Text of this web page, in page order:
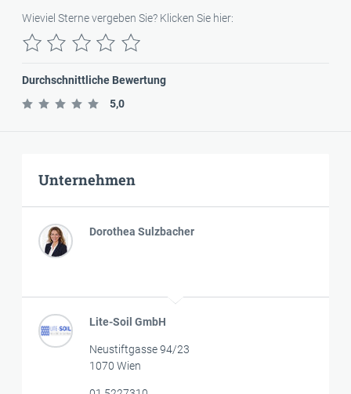
Wieviel Sterne vergeben Sie? Klicken Sie hier:
Durchschnittliche Bewertung
5,0
Unternehmen
Dorothea Sulzbacher
Lite-Soil GmbH
Neustiftgasse 94/23
1070 Wien